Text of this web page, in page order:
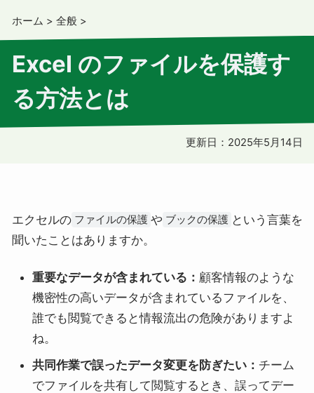
ホーム > 全般 >
Excel のファイルを保護す
る方法とは
更新日： 2025年5月14日
エクセルの ファイルの保護 や ブックの保護 という言葉を
聞いたことはありますか。
重要なデータが含まれている： 顧客情報のような
機密性の高いデータが含まれているファイルを、
誰でも閲覧できると情報流出の危険がありますよ
ね。
共同作業で誤ったデータ変更を防ぎたい： チーム
でファイルを共有して閲覧するとき、誤ってデー